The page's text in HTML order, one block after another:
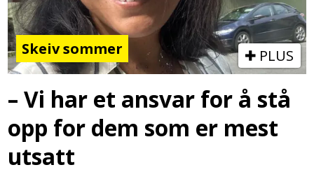
Skeiv sommer PLUS
– Vi har et ansvar for å stå
opp for dem som er mest
utsatt